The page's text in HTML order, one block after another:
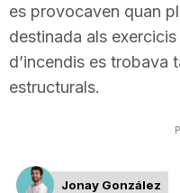
g
o
es provocaven quan
destinada als
d’incendis es trobava
estructurals.
Jonay González